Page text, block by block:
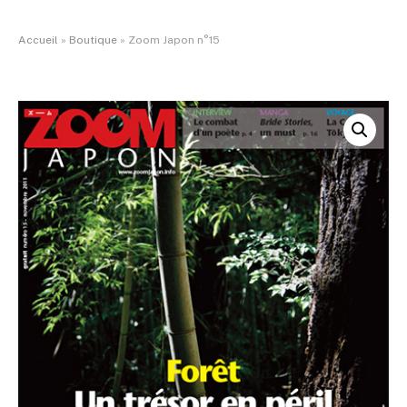
Accueil » Boutique » Zoom Japon n°15